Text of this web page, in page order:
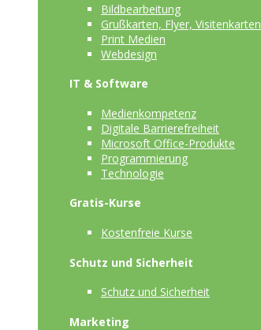
Bildbearbeitung
Grußkarten, Flyer, Visitenkarten
Print Medien
Webdesign
IT & Software
Medienkompetenz
Digitale Barrierefreiheit
Microsoft Office-Produkte
Programmierung
Technologie
Gratis-Kurse
Kostenfreie Kurse
Schutz und Sicherheit
Schutz und Sicherheit
Marketing